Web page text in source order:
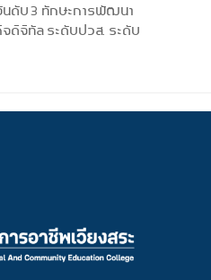
นดับ 3 ทักษะการพัฒนา
ดิจิทัล ระดับปวส. ระดับ